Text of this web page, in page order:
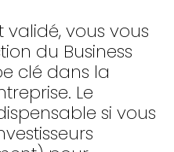
validé, vous vous
du Business
clé dans la
Le
si vous